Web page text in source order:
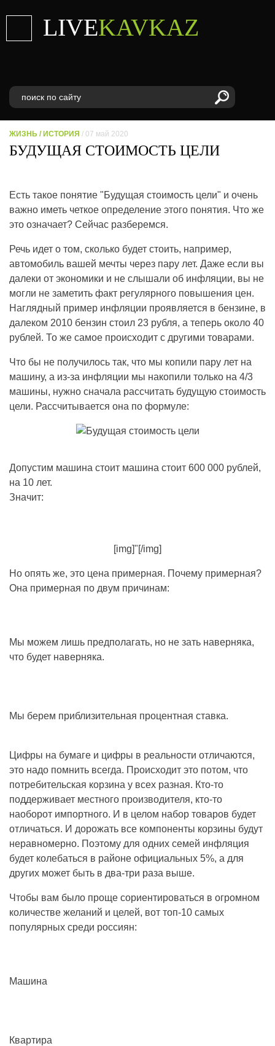
LIVEKAVKAZ
ЖИЗНЬ / ИСТОРИЯ / 07 май 2020
БУДУЩАЯ СТОИМОСТЬ ЦЕЛИ
Есть такое понятие "Будущая стоимость цели" и очень
важно иметь четкое определение этого понятия. Что же
это означает? Сейчас разберемся.
Речь идет о том, сколько будет стоить, например,
автомобиль вашей мечты через пару лет. Даже если вы
далеки от экономики и не слышали об инфляции, вы не
могли не заметить факт регулярного повышения цен.
Наглядный пример инфляции проявляется в бензине, в
далеком 2010 бензин стоил 23 рубля, а теперь около 40
рублей. То же самое происходит с другими товарами.
Что бы не получилось так, что мы копили пару лет на
машину, а из-за инфляции мы накопили только на 4/3
машины, нужно сначала рассчитать будущую стоимость
цели. Рассчитывается она по формуле:
Допустим машина стоит машина стоит 600 000 рублей,
на 10 лет.
Значит:
[img]"[/img]
Но опять же, это цена примерная. Почему примерная?
Она примерная по двум причинам:
Мы можем лишь предполагать, но не зать наверняка,
что будет наверняка.
Мы берем приблизительная процентная ставка.
Цифры на бумаге и цифры в реальности отличаются,
это надо помнить всегда. Происходит это потом, что
потребительская корзина у всех разная. Кто-то
поддерживает местного производителя, кто-то
наоборот импортного. И в целом набор товаров будет
отличаться. И дорожать все компоненты корзины будут
неравномерно. Поэтому для одних семей инфляция
будет колебаться в районе официальных 5%, а для
других может быть в два-три раза выше.
Чтобы вам было проще сориентироваться в огромном
количестве желаний и целей, вот топ-10 самых
популярных среди россиян:
Машина
Квартира